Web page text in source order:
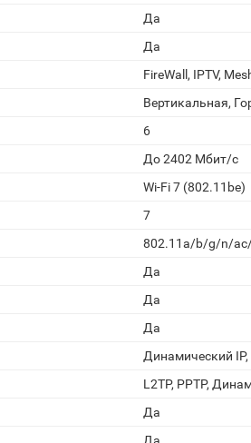
Да
Да
FireWall, IPTV,
Вертикальная,
6
До 2402 Мбит/с
Wi-Fi 7 (802.11be)
7
802.11a/b/g/n/
Да
Да
Да
Динамический
L2TP, PPTP,
Да